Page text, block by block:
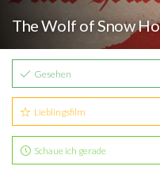
The Wolf of Snow
Gesehen
Lieblingsfilm
Schaue ich gerade